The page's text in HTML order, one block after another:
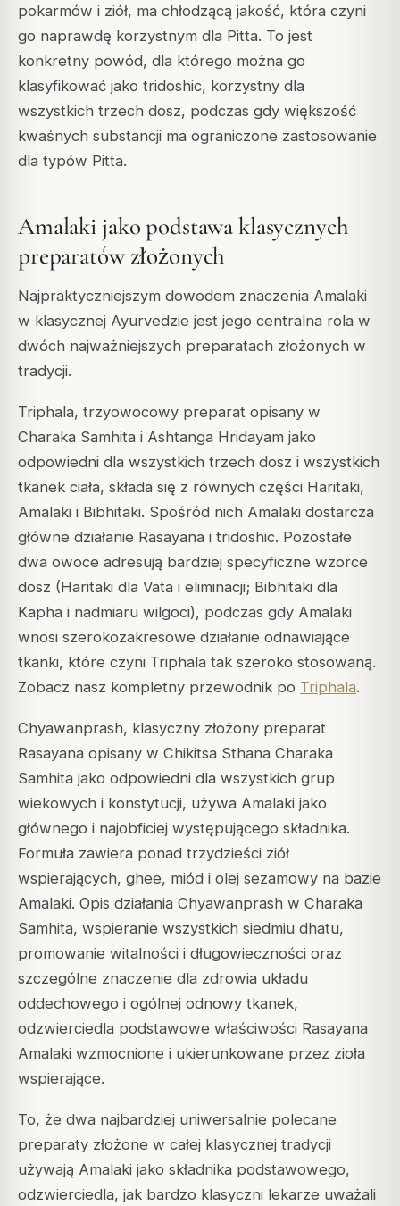
pokarmów i ziół, ma chłodzącą jakość, która czyni
go naprawdę korzystnym dla Pitta. To jest
konkretny powód, dla którego można go
klasyfikować jako tridoshic, korzystny dla
wszystkich trzech dosz, podczas gdy większość
kwaśnych substancji ma ograniczone zastosowanie
dla typów Pitta.
Amalaki jako podstawa klasycznych
preparatów złożonych
Najpraktyczniejszym dowodem znaczenia Amalaki
w klasycznej Ayurvedzie jest jego centralna rola w
dwóch najważniejszych preparatach złożonych w
tradycji.
Triphala, trzyowocowy preparat opisany w
Charaka Samhita i Ashtanga Hridayam jako
odpowiedni dla wszystkich trzech dosz i wszystkich
tkanek ciała, składa się z równych części Haritaki,
Amalaki i Bibhitaki. Spośród nich Amalaki dostarcza
główne działanie Rasayana i tridoshic. Pozostałe
dwa owoce adresują bardziej specyficzne wzorce
dosz (Haritaki dla Vata i eliminacji; Bibhitaki dla
Kapha i nadmiaru wilgoci), podczas gdy Amalaki
wnosi szerokozakresowe działanie odnawiające
tkanki, które czyni Triphala tak szeroko stosowaną.
Zobacz nasz kompletny przewodnik po Triphala.
Chyawanprash, klasyczny złożony preparat
Rasayana opisany w Chikitsa Sthana Charaka
Samhita jako odpowiedni dla wszystkich grup
wiekowych i konstytucji, używa Amalaki jako
głównego i najobficiej występującego składnika.
Formuła zawiera ponad trzydzieści ziół
wspierających, ghee, miód i olej sezamowy na bazie
Amalaki. Opis działania Chyawanprash w Charaka
Samhita, wspieranie wszystkich siedmiu dhatu,
promowanie witalności i długowieczności oraz
szczególne znaczenie dla zdrowia układu
oddechowego i ogólnej odnowy tkanek,
odzwierciedla podstawowe właściwości Rasayana
Amalaki wzmocnione i ukierunkowane przez zioła
wspierające.
To, że dwa najbardziej uniwersalnie polecane
preparaty złożone w całej klasycznej tradycji
używają Amalaki jako składnika podstawowego,
odzwierciedla, jak bardzo klasyczni lekarze uważali